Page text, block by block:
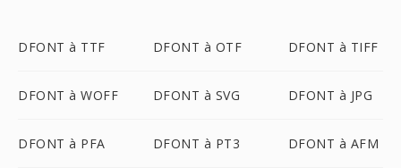
DFONT à TTF DFONT à OTF DFONT à TIFF
DFONT à WOFF DFONT à SVG DFONT à JPG
DFONT à PFA DFONT à PT3 DFONT à AFM